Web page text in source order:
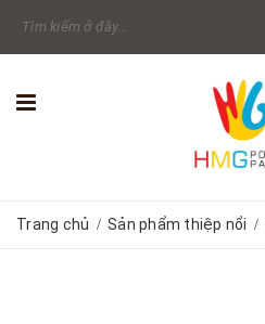
Trang chủ / Sản phẩm thiệp nổi /